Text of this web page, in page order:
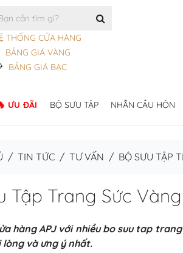
THỐNG CỬA HÀNG
BẢNG GIÁ VÀNG
BẢNG GIÁ BẠC
ƯU ĐÃI BỘ SƯU TẬP NHẪN CẦU HÔN
/ TIN TỨC / TƯ VẤN / BỘ SƯU TẬP
Tập Trang Sức
hàng APJ với nhiều bo suu tap
lòng và ưng ý nhất.